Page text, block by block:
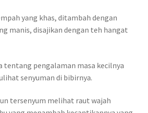
yang khas, ditambah dengan
manis, disajikan dengan teh hangat
tentang pengalaman masa kecilnya
senyuman di bibirnya.
tersenyum melihat raut wajah